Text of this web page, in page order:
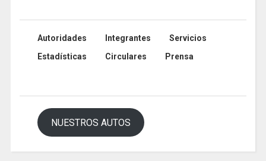
Autoridades Integrantes
Servicios
Estadísticas
Circulares Prensa
NUESTROS AUTOS